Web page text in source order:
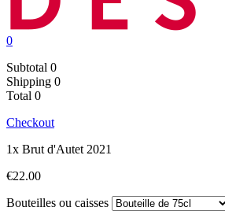
0
Subtotal 0
Shipping 0
Total 0
Checkout
1x Brut d'Autet 2021
€22.00
Bouteilles ou caisses